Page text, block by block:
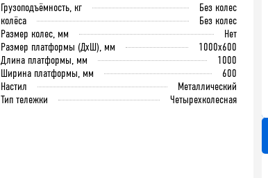
Грузоподъёмность, кг
Без колес
колёса
Без колес
Размер колес, мм
Нет
Размер платформы (ДхШ), мм
1000x600
Длина платформы, мм
1000
Ширина платформы, мм
600
Настил
Металлический
Тип тележки
Четырехколесная